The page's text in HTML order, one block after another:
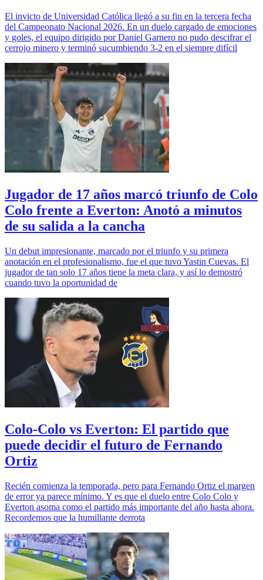
El invicto de Universidad Católica llegó a su fin en la tercera fecha
del Campeonato Nacional 2026. En un duelo cargado de emociones
y goles, el equipo dirigido por Daniel Garnero no pudo descifrar el
cerrojo minero y terminó sucumbiendo 3-2 en el siempre difícil
Jugador de 17 años marcó triunfo de Colo
Colo frente a Everton: Anotó a minutos
de su salida a la cancha
Un debut impresionante, marcado por el triunfo y su primera
anotación en el profesionalismo, fue el que tuvo Yastin Cuevas. El
jugador de tan solo 17 años tiene la meta clara, y así lo demostró
cuando tuvo la oportunidad de
Colo-Colo vs Everton: El partido que
puede decidir el futuro de Fernando
Ortiz
Recién comienza la temporada, pero para Fernando Ortiz el margen
de error ya parece mínimo. Y es que el duelo entre Colo Colo y
Everton asoma como el partido más importante del año hasta ahora.
Recordemos que la humillante derrota